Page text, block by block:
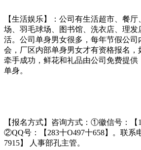
【生活娱乐】：公司有生活超市、餐
场、羽毛球场、图书馆、洗衣店、理发
活。公司单身男女很多，每年节假公
会，厂区内部单身男女才有资格报名，
牵手成功，鲜花和礼品由公司免费提供
单身。
【报名方式】咨询方式：①徽信号：【
②QQ号：【283十O497十658】。联系
7915】 人事部孔主管。